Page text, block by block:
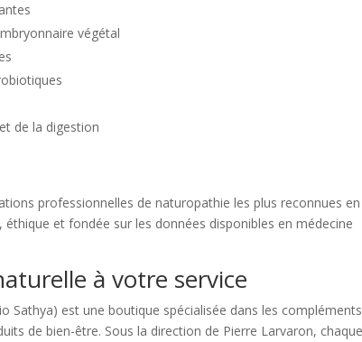
végétal
de la digestion
professionnelles de naturopathie les plus reconnues en
et fondée sur les données disponibles en médecine
à votre service
Sathya) est une boutique spécialisée dans les compléments
de bien-être. Sous la direction de Pierre Larvaron,